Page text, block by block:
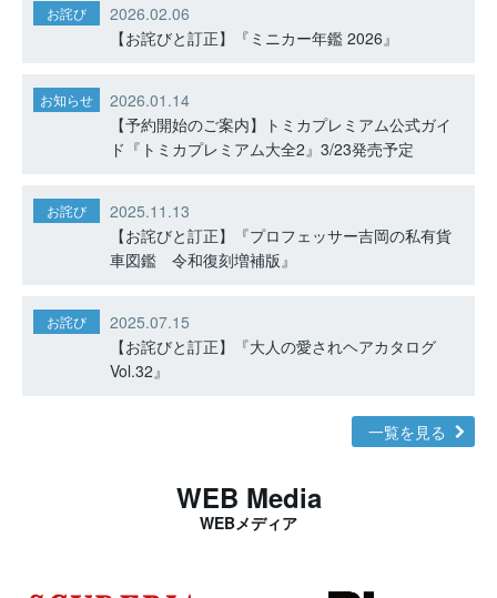
お詫び
2026.02.06
【お詫びと訂正】『ミニカー年鑑 2026』
お知らせ
2026.01.14
【予約開始のご案内】トミカプレミアム公式ガイ
ド『トミカプレミアム大全2』3/23発売予定
お詫び
2025.11.13
【お詫びと訂正】『プロフェッサー吉岡の私有貨
車図鑑 令和復刻増補版』
お詫び
2025.07.15
【お詫びと訂正】『大人の愛されヘアカタログ
Vol.32』
一覧を見る
WEB Media
WEBメディア